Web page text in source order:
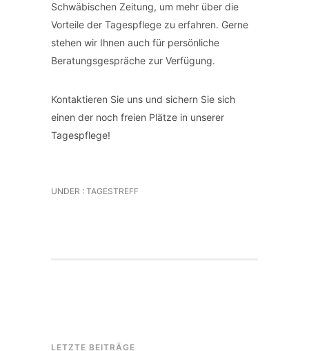
Schwäbischen Zeitung, um mehr über die
Vorteile der Tagespflege zu erfahren. Gerne
stehen wir Ihnen auch für persönliche
Beratungsgespräche zur Verfügung.
Kontaktieren Sie uns und sichern Sie sich
einen der noch freien Plätze in unserer
Tagespflege!
UNDER : TAGESTREFF
LETZTE BEITRÄGE